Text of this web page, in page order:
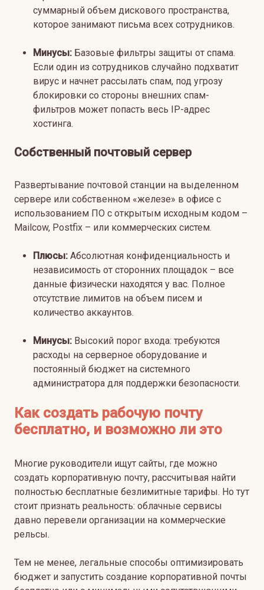
суммарный объем дискового пространства,
которое занимают письма всех сотрудников.
Минусы: Базовые фильтры защиты от спама.
Если один из сотрудников случайно подхватит
вирус и начнет рассылать спам, под угрозу
блокировки со стороны внешних спам-
фильтров может попасть весь IP-адрес
хостинга.
Собственный почтовый сервер
Развертывание почтовой станции на выделенном
сервере или собственном «железе» в офисе с
использованием ПО с открытым исходным кодом –
Mailcow, Postfix – или коммерческих систем.
Плюсы: Абсолютная конфиденциальность и
независимость от сторонних площадок – все
данные физически находятся у вас. Полное
отсутствие лимитов на объем писем и
количество аккаунтов.
Минусы: Высокий порог входа: требуются
расходы на серверное оборудование и
постоянный бюджет на системного
администратора для поддержки безопасности.
Как создать рабочую почту
бесплатно, и возможно ли это
Многие руководители ищут сайты, где можно
создать корпоративную почту, рассчитывая найти
полностью бесплатные безлимитные тарифы. Но тут
стоит признать реальность: облачные сервисы
давно перевели организации на коммерческие
рельсы.
Тем не менее, легальные способы оптимизировать
бюджет и запустить создание корпоративной почты